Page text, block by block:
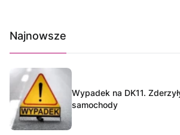
Najnowsze
Wypadek na DK11.
samochody